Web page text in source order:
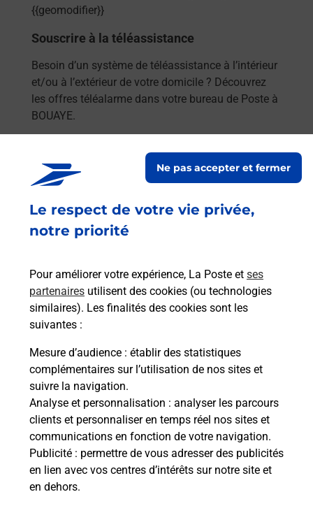
Le respect de votre vie privée,
notre priorité
Pour améliorer votre expérience, La Poste et ses
partenaires utilisent des cookies (ou technologies
similaires). Les finalités des cookies sont les
suivantes :
Mesure d’audience : établir des statistiques
complémentaires sur l’utilisation de nos sites et
suivre la navigation.
Analyse et personnalisation : analyser les parcours
clients et personnaliser en temps réel nos sites et
communications en fonction de votre navigation.
Publicité : permettre de vous adresser des publicités
en lien avec vos centres d’intérêts sur notre site et
en dehors.
Ne pas accepter et fermer
Souscrire à la téléassistance
Besoin d’un système de téléassistance à l’intérieur
et/ou à l’extérieur de votre domicile ? Découvrez
les offres téléalarme dans votre bureau de Poste à
BOUAYE.
En savoir plus
Code de la route auto ou moto
Découvrez l'offre proposée par La Poste.
En savoir plus
Permis Bateau
Vous cherchez à passer votre permis bateau à
Bouaye (44830) ? Découvrez l'offre proposée par
La Poste.
En savoir plus